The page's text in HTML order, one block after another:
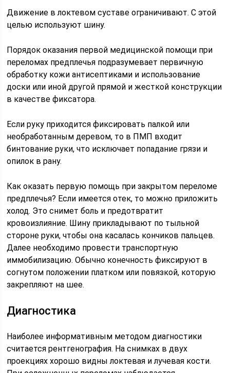
Движение в локтевом суставе ограничивают. С этой
целью используют шину.
Порядок оказания первой медицинской помощи при
переломах предплечья подразумевает первичную
обработку кожи антисептиками и использование
доски или иной другой прямой и жесткой конструкции
в качестве фиксатора.
Если руку приходится фиксировать палкой или
необработанным деревом, то в ПМП входит
бинтование руки, что исключает попадание грязи и
опилок в рану.
Как оказать первую помощь при закрытом переломе
предплечья? Если имеется отек, то можно приложить
холод. Это снимет боль и предотвратит
кровоизлияние. Шину прикладывают по тыльной
стороне руки, чтобы она касалась кончиков пальцев.
Далее необходимо провести транспортную
иммобилизацию. Обычно конечность фиксируют в
согнутом положении платком или повязкой, которую
закрепляют на шее.
Диагностика
Наиболее информативным методом диагностики
считается рентгенография. На снимках в двух
проекциях хорошо видны локтевая и лучевая кости.